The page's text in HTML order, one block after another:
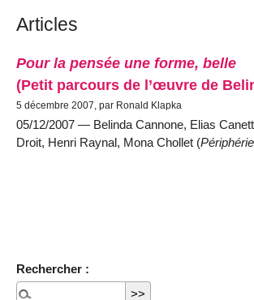
Articles
Pour la pensée une forme, belle
(Petit parcours de l’œuvre de
5 décembre 2007, par Ronald Klapka
05/12/2007 — Belinda Cannone, Elias
Droit, Henri Raynal, Mona Chollet (
Rechercher :